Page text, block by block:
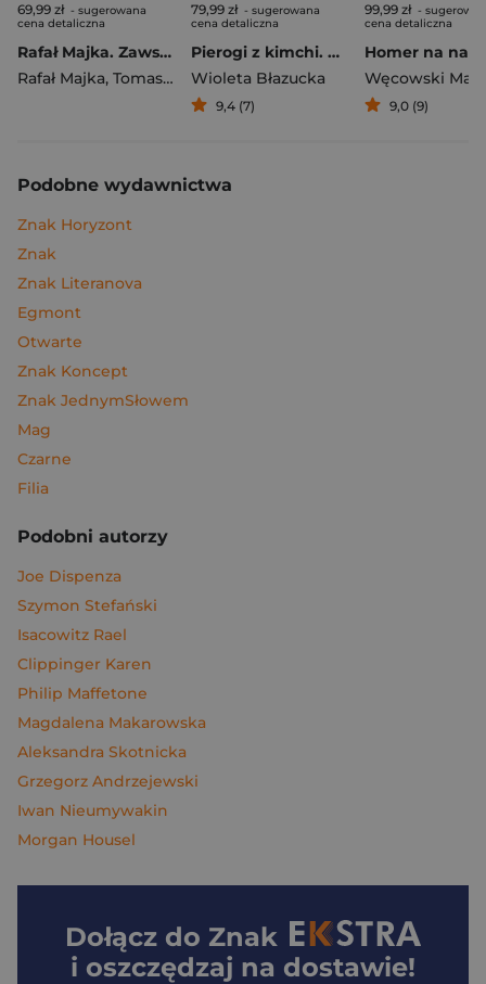
69,99 zł - sugerowana
cena detaliczna
Rafał Majka. Zawsze z przodu. Rozmawia Tomasz Kalemba - książka z autografem
Rafał Majka, Tomasz Kalemba
79,99 zł - sugerowana
cena detaliczna
Pierogi z kimchi. Moje ulubione azjatyckie przepisy
Wioleta Błazucka
9,4 (7)
99,99 zł -
cena detaliczna
Węcowski
9,0 (9)
Podobne wydawnictwa
Znak Horyzont
Znak
Znak Literanova
Egmont
Otwarte
Znak Koncept
Znak JednymSłowem
Mag
Czarne
Filia
Podobni autorzy
Joe Dispenza
Szymon Stefański
Isacowitz Rael
Clippinger Karen
Philip Maffetone
Magdalena Makarowska
Aleksandra Skotnicka
Grzegorz Andrzejewski
Iwan Nieumywakin
Morgan Housel
Dołącz do Znak
i oszczędzaj na dostawie!